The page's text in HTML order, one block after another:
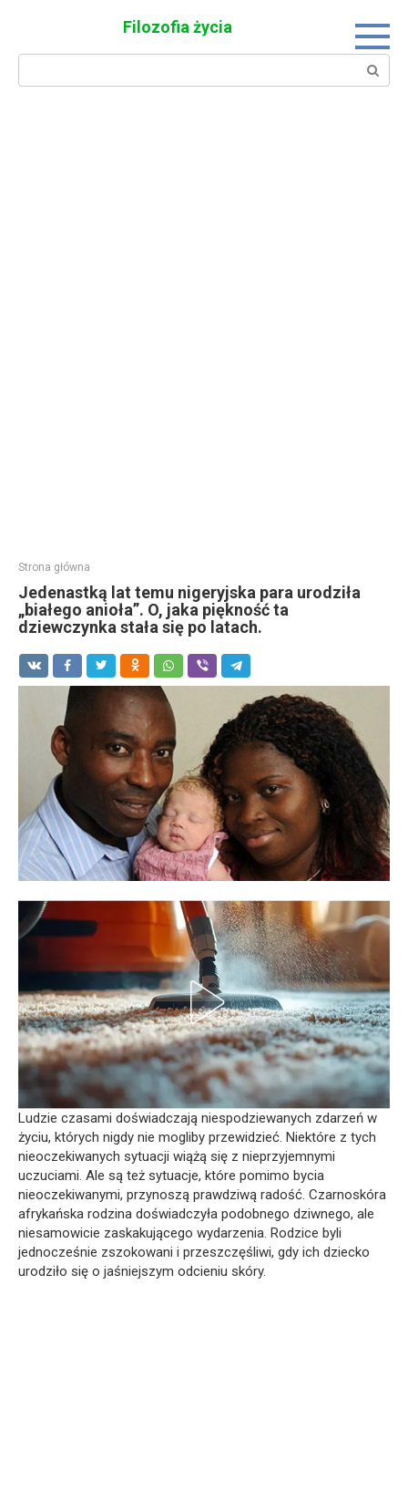
Filozofia życia
Search:
Strona główna
Jedenastką lat temu nigeryjska para urodziła
„białego anioła”. O, jaka piękność ta
dziewczynka stała się po latach.
Ludzie czasami doświadczają niespodziewanych zdarzeń w
życiu, których nigdy nie mogliby przewidzieć. Niektóre z tych
nieoczekiwanych sytuacji wiążą się z nieprzyjemnymi
uczuciami. Ale są też sytuacje, które pomimo bycia
nieoczekiwanymi, przynoszą prawdziwą radość. Czarnoskóra
afrykańska rodzina doświadczyła podobnego dziwnego, ale
niesamowicie zaskakującego wydarzenia. Rodzice byli
jednocześnie zszokowani i przeszczęśliwi, gdy ich dziecko
urodziło się o jaśniejszym odcieniu skóry.